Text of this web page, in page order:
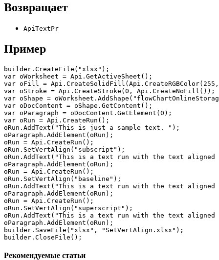
Возвращает
ApiTextPr
Пример
builder.CreateFile("xlsx");
var oWorksheet = Api.GetActiveSheet();
var oFill =
var oStroke = Api.CreateStroke(0, Api.CreateNoFill());
var oShape =
var oDocContent = oShape.GetContent();
var oParagraph = oDocContent.GetElement(0);
var oRun = Api.CreateRun();
oRun.AddText("This is just a sample text. ");
oParagraph.AddElement(oRun);
oRun = Api.CreateRun();
oRun.SetVertAlign("subscript");
oRun.AddText("This is a text run with the text
oParagraph.AddElement(oRun);
oRun = Api.CreateRun();
oRun.SetVertAlign("baseline");
oRun.AddText("This is a text run with the text
oParagraph.AddElement(oRun);
oRun = Api.CreateRun();
oRun.SetVertAlign("superscript");
oRun.AddText("This is a text run with the text
oParagraph.AddElement(oRun);
builder.SaveFile("xlsx", "SetVertAlign.xlsx");
builder.CloseFile();
Рекомендуемые статьи